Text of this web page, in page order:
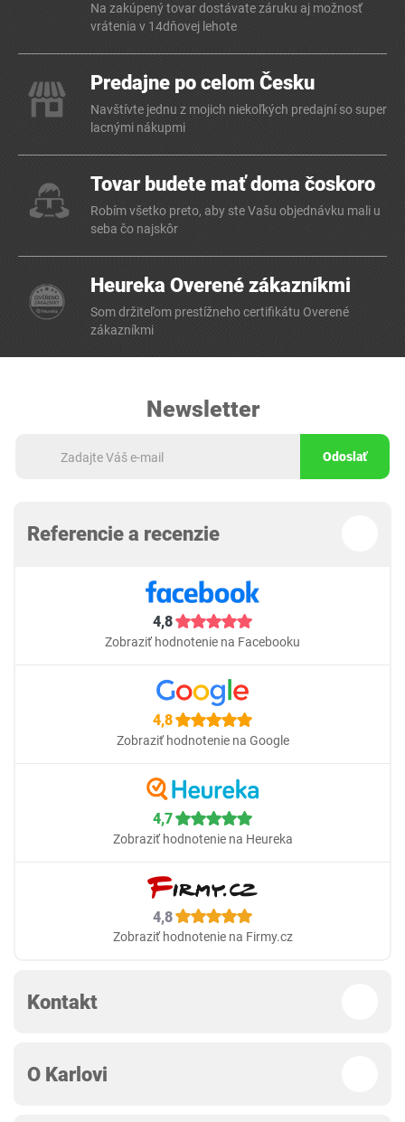
Na zakúpený tovar dostávate záruku aj možnosť
vrátenia v 14dňovej lehote
Predajne po celom Česku
Navštívte jednu z mojich niekoľkých predajní so super
lacnými nákupmi
Tovar budete mať doma čoskoro
Robím všetko preto, aby ste Vašu objednávku mali u
seba čo najskôr
Heureka Overené zákazníkmi
Som držiteľom prestížneho certifikátu Overené
zákazníkmi
Newsletter
Odoslať
Referencie a recenzie
4,8
Zobraziť hodnotenie na Facebooku
4,8
Zobraziť hodnotenie na Google
4,7
Zobraziť hodnotenie na Heureka
4,8
Zobraziť hodnotenie na Firmy.cz
Kontakt
O Karlovi